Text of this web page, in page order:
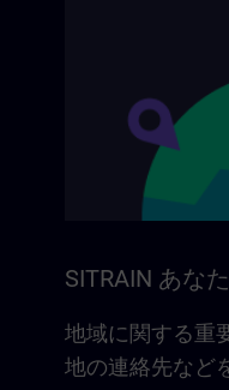
SITRAIN あな
地域に関する重
地の連絡先など